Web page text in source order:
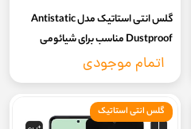
گلس انتی استاتیک مدل Antistatic
Dustproof مناسب برای شیائومی
redmi 13
اتمام موجودی
گلس انتی استاتیک